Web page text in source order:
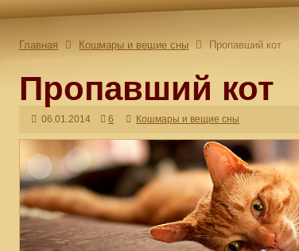
Главная Кошмары и вещие сны Пропавший кот
Пропавший кот
06.01.2014 6 Кошмары и вещие сны